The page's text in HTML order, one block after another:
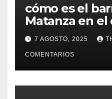
cómo es el
Matanza en el
sacó la foto
de campaña
Buenos Aires
7 AGOSTO, 2025
COMENTARIOS